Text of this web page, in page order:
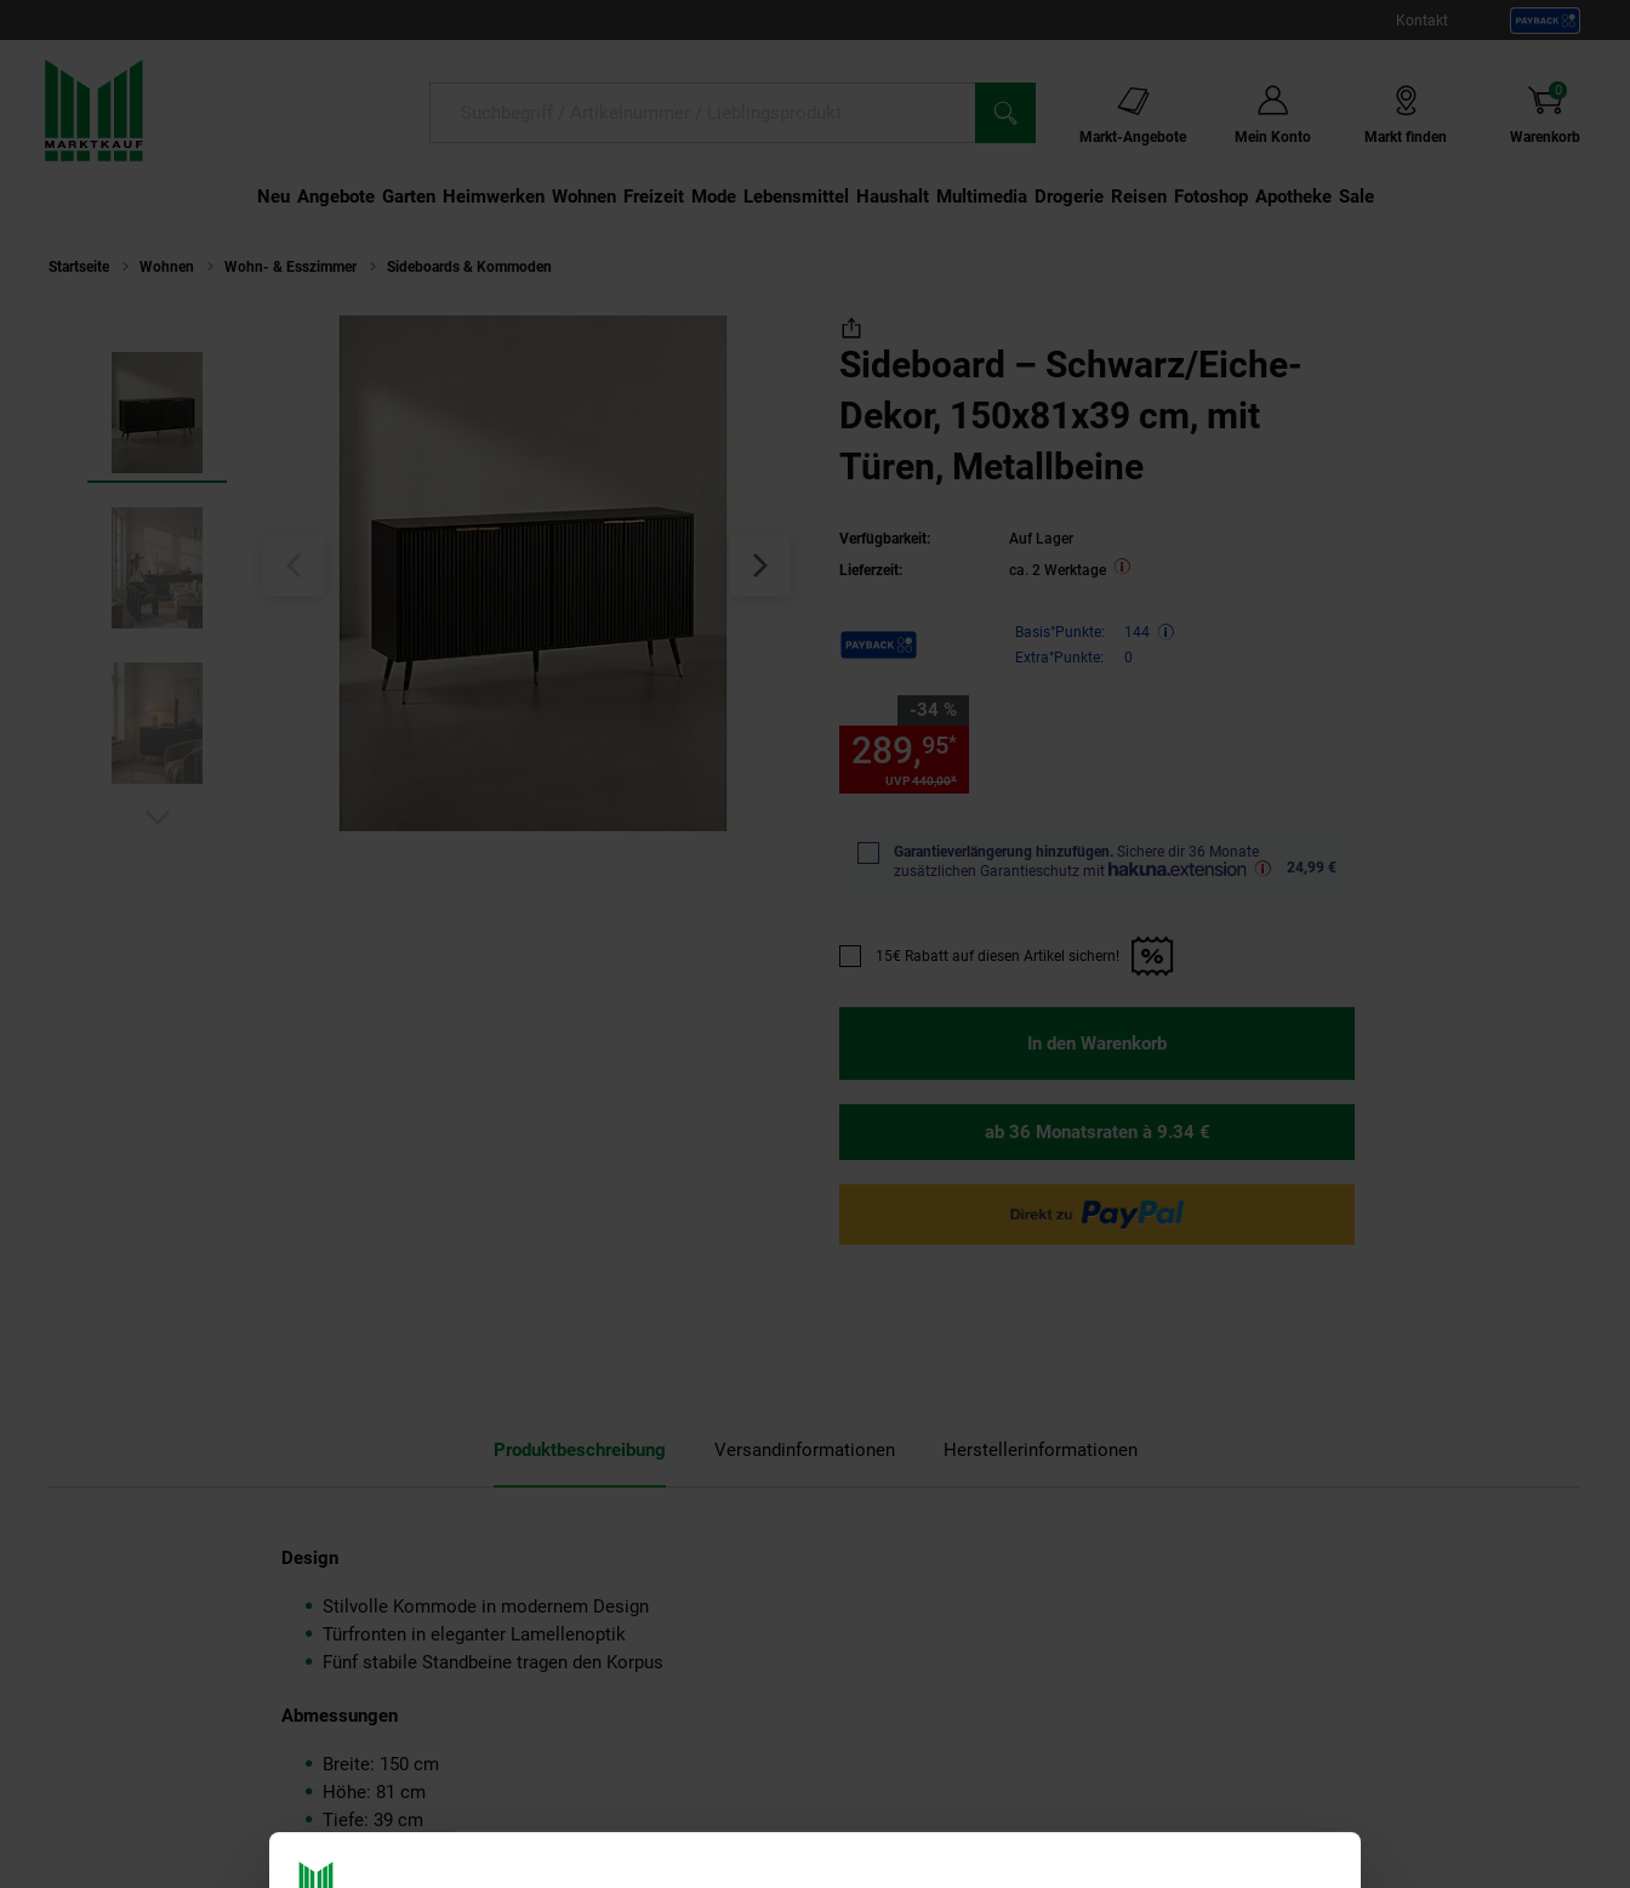
Kontakt
Markt-Angebote Mein Konto Markt finden Warenkorb
0
Artikel
Neu Angebote Garten Heimwerken Wohnen Freizeit Mode Lebensmittel Haushalt Multimedia Drogerie Externer Link:
Reisen Externer Link:
Fotoshop Externer Link:
Apotheke Sale
Startseite Wohnen Wohn- & Esszimmer Sideboards & Kommoden
Sideboard – Schwarz/Eiche-
Dekor, 150x81x39 cm, mit
Türen, Metallbeine
Verfügbarkeit:
Auf Lager
Lieferzeit:
ca. 2 Werktage
Payback Punkte Basis°Punkte:
144
Extra°Punkte:
0
-34 %
Sie Sparen 34 Prozent,
UVP440,00*
289,95*
Garantieverlängerung hinzufügen. Sichere dir 36 Monate
zusätzlichen Garantieschutz mit
24,99 €
Promotion "15€ Rabatt auf diesen Artikel sichern!" anwenden
15€ Rabatt auf diesen Artikel sichern!
In den Warenkorb
ab 36 Monatsraten à 9.34 €
Produktbeschreibung Versandinformationen Herstellerinformationen
Design
Stilvolle Kommode in modernem Design
Türfronten in eleganter Lamellenoptik
Fünf stabile Standbeine tragen den Korpus
Abmessungen
Breite: 150 cm
Höhe: 81 cm
Tiefe: 39 cm
Bodenfreiheit: 19,5 cm